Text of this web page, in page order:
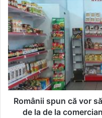
Românii
spun
că
vor
să
cumpere
mai
multe
produse
deRomânii spun că vor
de la de la